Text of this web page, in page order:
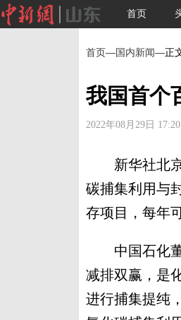
首页
首页— 国内新闻—正
我国首个
2022年08月29日
新华社北京8
碳捕集利用与
存项目，每年
中国石化董
减排双赢，是
进行捕集提纯